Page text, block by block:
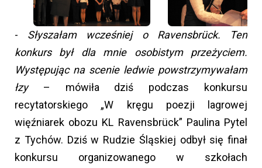
- Słyszałam wcześniej o Ravensbrück. Ten
konkurs był dla mnie osobistym przeżyciem.
Występując na scenie ledwie powstrzymywałam
łzy– mówiła dziś podczas konkursu
recytatorskiego „W kręgu poezji lagrowej
więźniarek obozu KL Ravensbrück” Paulina Pytel
z Tychów. Dziś w Rudzie Śląskiej odbył się finał
konkursu organizowanego w szkołach